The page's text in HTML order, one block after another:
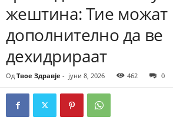
жештина: Тие можат
дополнително да ве
дехидрираат
Од Твое Здравје - јуни 8, 2026 462 0